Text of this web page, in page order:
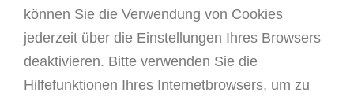
können Sie die Verwendung von Cookies
jederzeit über die Einstellungen Ihres Browsers
deaktivieren. Bitte verwenden Sie die
Hilfefunktionen Ihres Internetbrowsers, um zu